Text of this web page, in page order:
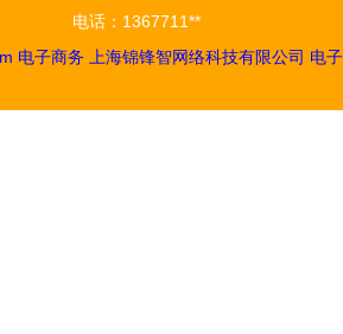
电话：1367711**
电子商务 上海锦锋智网络科技有限公司 电